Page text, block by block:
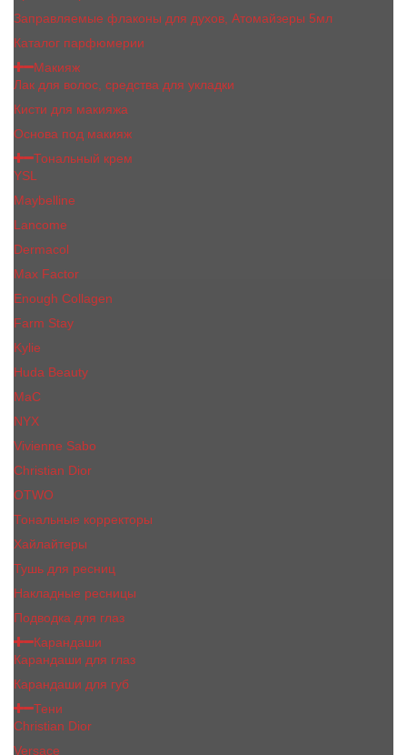
Заправляемые флаконы для духов, Атомайзеры 5мл
Каталог парфюмерии
Макияж
Лак для волос, средства для укладки
Кисти для макияжа
Основа под макияж
Тональный крем
YSL
Maybelline
Lancome
Dermacol
Max Factor
Enough Collagen
Farm Stay
Kylie
Huda Beauty
МаС
NYX
Vivienne Sabo
Сhristiаn Diоr
OTWO
Тональные корректоры
Хайлайтеры
Тушь для ресниц
Накладные ресницы
Подводка для глаз
Карандаши
Карандаши для глаз
Карандаши для губ
Тени
Christian Dior
Versace